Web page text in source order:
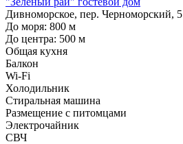
Дивноморское, пер. Черноморский, 5
До моря: 800 м
До центра: 500 м
Общая кухня
Балкон
Wi-Fi
Холодильник
Стиральная машина
Размещение с питомцами
Электрочайник
СВЧ